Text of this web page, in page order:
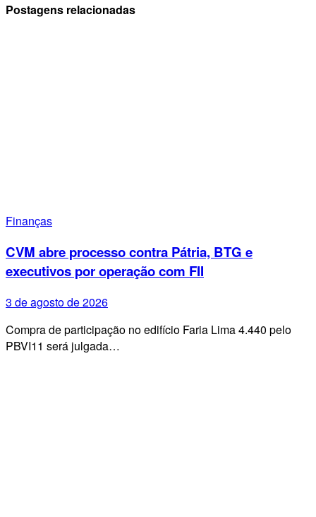
Postagens relacionadas
Finanças
CVM abre processo contra Pátria, BTG e
executivos por operação com FII
3 de agosto de 2026
Compra de participação no edifício Faria Lima 4.440 pelo
PBVI11 será julgada…